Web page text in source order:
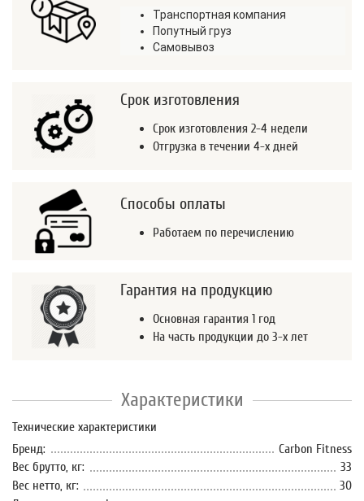
Транспортная компания
Попутный груз
Самовывоз
Срок изготовления
Срок изготовления 2-4 недели
Отгрузка в течении 4-х дней
Способы оплаты
Работаем по перечислению
Гарантия на продукцию
Основная гарантия 1 год
На часть продукции до 3-х лет
Характеристики
Технические характеристики
Бренд:
Carbon Fitness
Вес брутто, кг:
33
Вес нетто, кг:
30